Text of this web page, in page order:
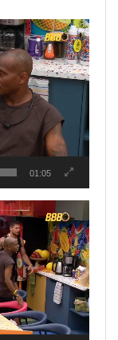
01:05